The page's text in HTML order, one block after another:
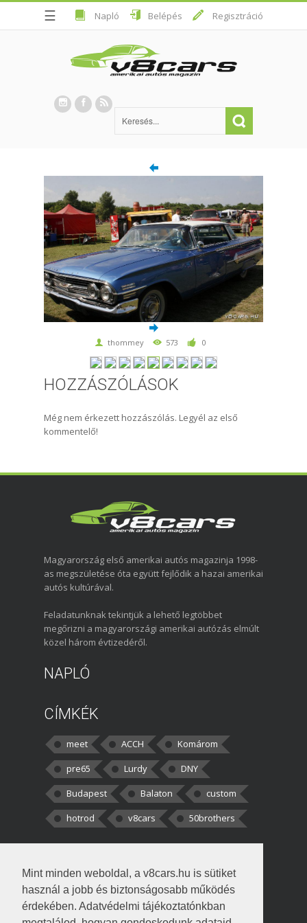
Mint minden weboldal, a v8cars.hu is sütiket
használ a jobb és biztonságosabb működés
érdekében. Adatvédelmi tájékoztatónkban
☰ Napló Belépés Regisztráció
thommey 573 0
HOZZÁSZÓLÁSOK
Még nem érkezett hozzászólás. Legyél az első
kommentelő!
Magyarország első amerikai autós magazinja 1998-
as megszületése óta együtt fejlődik a hazai amerikai
autós kultúrával.
Feladatunknak tekintjük a lehető legtöbbet
megőrizni a magyarországi amerikai autózás elmúlt
közel három évtizedéről.
NAPLÓ
CÍMKÉK
meet ACCH
Komárom
pre65
Lurdy
DNY
Budapest
Balaton
custom
hotrod
v8cars 50brothers
kortisz:Elszúrtam! Én csak két
darabbaal számoltam. Nem tudtam, hogy fél autót,